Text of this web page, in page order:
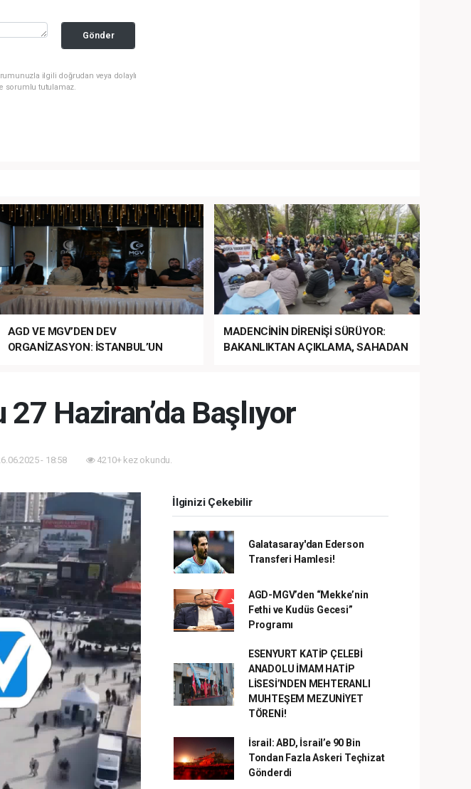
Gönder
ilgili doğrudan veya dolaylı
sorumlu tutulamaz.
AGD VE MGV’DEN DEV
ORGANİZASYON: İSTANBUL’UN
MADENCİNİN DİRENİŞİ SÜRÜYOR:
BAKANLIKTAN AÇIKLAMA, SAHADAN
Haziran’da Başlıyor
- 18:58 4210+ kez okundu.
İlginizi Çekebilir
Galatasaray'dan Ederson
Transferi Hamlesi!
AGD-MGV’den “Mekke’nin
Fethi ve Kudüs Gecesi”
Programı
ESENYURT KATİP ÇELEBİ
ANADOLU İMAM HATİP
LİSESİ’NDEN MEHTERANLI
MUHTEŞEM MEZUNİYET
TÖRENİ!
İsrail: ABD, İsrail’e 90 Bin
Tondan Fazla Askeri Teçhizat
Gönderdi